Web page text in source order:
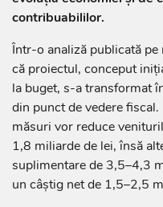
contribuabililor.
Într-o analiză publicată
că proiectul, conceput
la buget, s-a transformat
din punct de vedere
măsuri vor reduce
1,8 miliarde de lei, însă
suplimentare de 3,5–4,3
un câștig net de 1,5–2,5